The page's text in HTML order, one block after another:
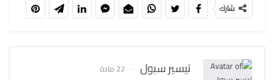
شارك
تيسير سبول 22 مادة